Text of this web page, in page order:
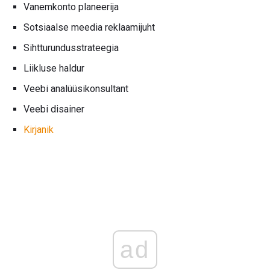
Vanemkonto planeerija
Sotsiaalse meedia reklaamijuht
Sihtturundusstrateegia
Liikluse haldur
Veebi analüüsikonsultant
Veebi disainer
Kirjanik
ad